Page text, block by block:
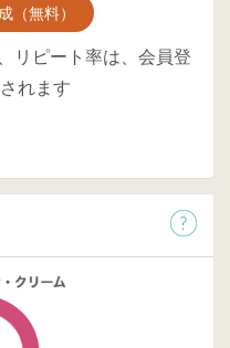
（無料）
リピート率は、会員登
れます